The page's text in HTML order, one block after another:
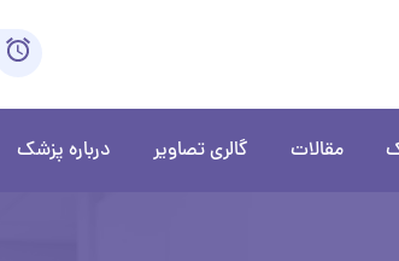
مقالات گالری تصاویر درباره پزشک